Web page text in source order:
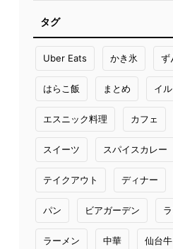
タグ
Uber Eats かき氷 ず
はらこ飯 まとめ イ
エスニック料理 カフェ
スイーツ スパイスカレー
テイクアウト ディナー
パン ビアガーデン
ラーメン 中華 仙台牛